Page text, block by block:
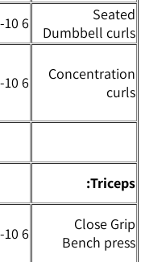
כפיפת מרפק בישיבה
עם משקולות
כפיפת מרפק יד אחת
על הברך
:תלת-ראשי
לחיצת חזה ידיים
צמודות